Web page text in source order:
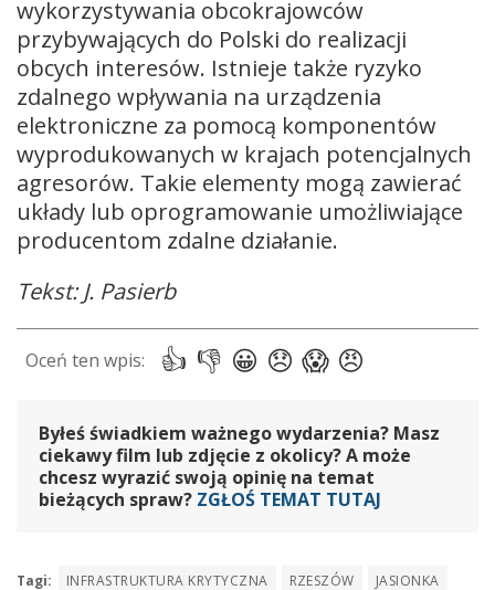
wykorzystywania obcokrajowców
przybywających do Polski do realizacji
obcych interesów. Istnieje także ryzyko
zdalnego wpływania na urządzenia
elektroniczne za pomocą komponentów
wyprodukowanych w krajach potencjalnych
agresorów. Takie elementy mogą zawierać
układy lub oprogramowanie umożliwiające
producentom zdalne działanie.
Tekst: J. Pasierb
Byłeś świadkiem ważnego wydarzenia? Masz
ciekawy film lub zdjęcie z okolicy? A może
chcesz wyrazić swoją opinię na temat
bieżących spraw? ZGŁOŚ TEMAT TUTAJ
Tagi: INFRASTRUKTURA KRYTYCZNA RZESZÓW
JASIONKA